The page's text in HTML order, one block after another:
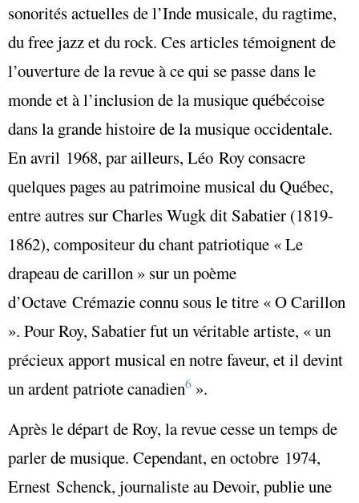
sonorités actuelles de l’Inde musicale, du ragtime,
du free jazz et du rock. Ces articles témoignent de
l’ouverture de la revue à ce qui se passe dans le
monde et à l’inclusion de la musique québécoise
dans la grande histoire de la musique occidentale.
En avril 1968, par ailleurs, Léo Roy consacre
quelques pages au patrimoine musical du Québec,
entre autres sur Charles Wugk dit Sabatier (1819-
1862), compositeur du chant patriotique « Le
drapeau de carillon » sur un poème
d’Octave Crémazie connu sous le titre « O Carillon
». Pour Roy, Sabatier fut un véritable artiste, « un
précieux apport musical en notre faveur, et il devint
un ardent patriote canadien6 ».
Après le départ de Roy, la revue cesse un temps de
parler de musique. Cependant, en octobre 1974,
Ernest Schenck, journaliste au Devoir, publie une